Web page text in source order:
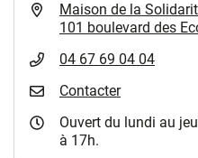
Maison de la
101 boulevard des
04 67 69 04 04
Contacter
Ouvert du lundi au
à 17h.